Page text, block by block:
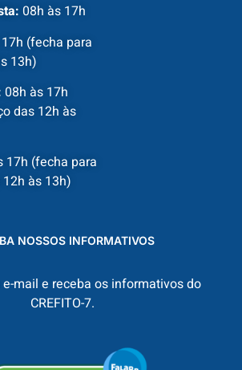
08h às 17h
(fecha para
13h)
08h às 17h
das 12h às
17h (fecha para
às 13h)
NOSSOS INFORMATIVOS
e-mail e receba os informativos do
CREFITO-7.